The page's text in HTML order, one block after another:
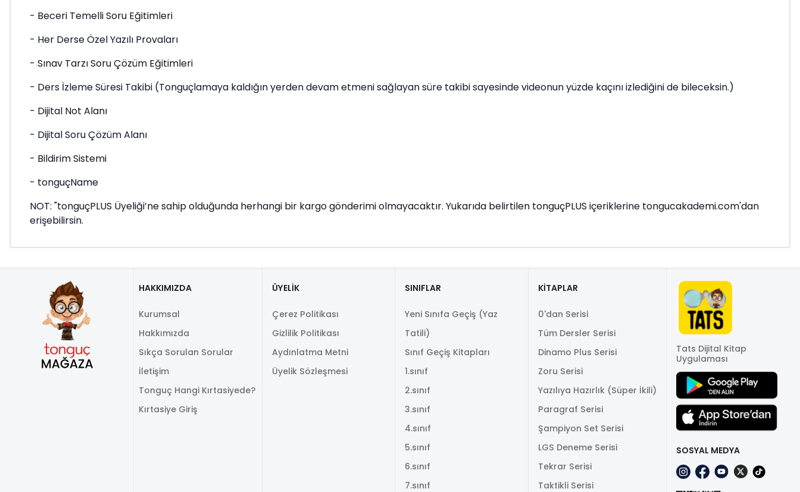
- Beceri Temelli Soru Eğitimleri
- Her Derse Özel Yazılı Provaları
- Sınav Tarzı Soru Çözüm Eğitimleri
- Ders İzleme Süresi Takibi (Tonguçlamaya kaldığın yerden devam etmeni sağlayan süre takibi sayesinde videonun yüzde kaçını izlediğini de bileceksin.)
- Dijital Not Alanı
- Dijital Soru Çözüm Alanı
- Bildirim Sistemi
- tonguçName
NOT: "tonguçPLUS Üyeliği’ne sahip olduğunda herhangi bir kargo gönderimi olmayacaktır. Yukarıda belirtilen tonguçPLUS içeriklerine tongucakademi.com'dan
erişebilirsin.
HAKKIMIZDA
Kurumsal
Hakkımızda
Sıkça Sorulan Sorular
İletişim
Tonguç Hangi Kırtasiyede?
Kırtasiye Giriş
ÜYELİK
Çerez Politikası
Gizlilik Politikası
Aydınlatma Metni
Üyelik Sözleşmesi
SINIFLAR
Yeni Sınıfa Geçiş (Yaz
Tatili)
Sınıf Geçiş Kitapları
1.sınıf
2.sınıf
3.sınıf
4.sınıf
5.sınıf
6.sınıf
7.sınıf
KİTAPLAR
0'dan Serisi
Tüm Dersler Serisi
Dinamo Plus Serisi
Zoru Serisi
Yazılıya Hazırlık (Süper İkili)
Paragraf Serisi
Şampiyon Set Serisi
LGS Deneme Serisi
Tekrar Serisi
Taktikli Serisi
Tats Dijital Kitap
Uygulaması
SOSYAL MEDYA